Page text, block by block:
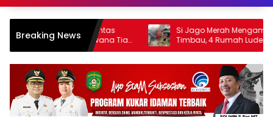
Breaking News
kebutan, Satlantas
Lembuswana Tiap
Si Jago Merah Mengamuk di Gang
Timbau, 4 Rumah Ludes Terbakar